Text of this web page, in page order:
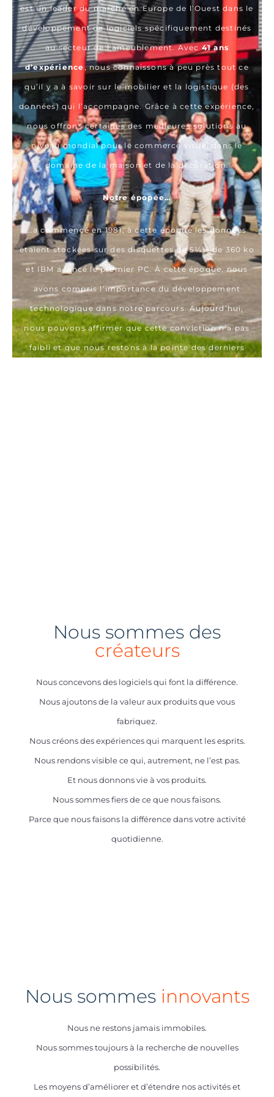
est un leader du marché en Europe de l’Ouest dans le
développement de logiciels spécifiquement destinés
au secteur de l’ameublement. Avec41 ans
d’expérience, nous connaissons à peu près tout ce
qu’il y a à savoir sur le mobilier et la logistique (des
données) qui l’accompagne. Grâce à cette expérience,
nous offrons certaines des meilleures solutions au
niveau mondial pour le commerce visuel dans le
domaine de la maison et de la décoration.
Notre épopée…
…a commencé en 1981, à cette époque les données
étaient stockées sur des disquettes de 5¼ » de 360 ko
et IBM a lancé le premier PC. À cette époque, nous
avons compris l’importance du développement
technologique dans notre parcours. Aujourd’hui,
nous pouvons affirmer que cette conviction n’a pas
faibli et que nous restons à la pointe des derniers
Nous sommes des
créateurs
Nous concevons des logiciels qui font la différence.
Nous ajoutons de la valeur aux produits que vous
fabriquez.
Nous créons des expériences qui marquent les esprits.
Nous rendons visible ce qui, autrement, ne l’est pas.
Et nous donnons vie à vos produits.
Nous sommes fiers de ce que nous faisons.
Parce que nous faisons la différence dans votre activité
quotidienne.
Nous sommes innovants
Nous ne restons jamais immobiles.
Nous sommes toujours à la recherche de nouvelles
possibilités.
Les moyens d’améliorer et d’étendre nos activités et